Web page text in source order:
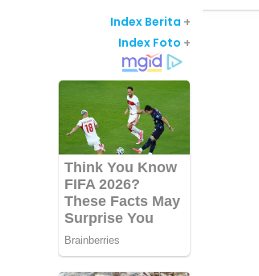
Index Berita +
Index Foto +